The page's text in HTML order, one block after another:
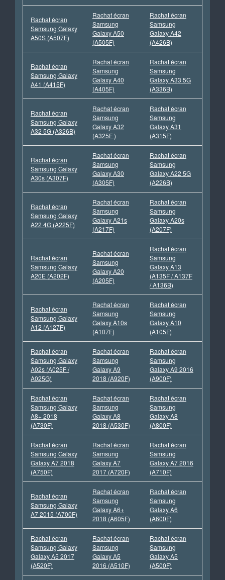
Rachat écran
Samsung Galaxy
A50S (A507F)
Rachat écran
Samsung
Galaxy A50
(A505F)
Rachat écran
Samsung
Galaxy A42
(A426B)
Rachat écran
Samsung Galaxy
A41 (A415F)
Rachat écran
Samsung
Galaxy A40
(A405F)
Rachat écran
Samsung
Galaxy A33 5G
(A336B)
Rachat écran
Samsung Galaxy
A32 5G (A326B)
Rachat écran
Samsung
Galaxy A32
(A325F )
Rachat écran
Samsung
Galaxy A31
(A315F)
Rachat écran
Samsung Galaxy
A30s (A307F)
Rachat écran
Samsung
Galaxy A30
(A305F)
Rachat écran
Samsung
Galaxy A22 5G
(A226B)
Rachat écran
Samsung Galaxy
A22 4G (A225F)
Rachat écran
Samsung
Galaxy A21s
(A217F)
Rachat écran
Samsung
Galaxy A20s
(A207F)
Rachat écran
Samsung Galaxy
A20E (A202F)
Rachat écran
Samsung
Galaxy A20
(A205F)
Rachat écran
Samsung
Galaxy A13
(A135F / A137F
/ A136B)
Rachat écran
Samsung Galaxy
A12 (A127F)
Rachat écran
Samsung
Galaxy A10s
(A107F)
Rachat écran
Samsung
Galaxy A10
(A105F)
Rachat écran
Samsung Galaxy
A02s (A025F /
A025G)
Rachat écran
Samsung
Galaxy A9
2018 (A920F)
Rachat écran
Samsung
Galaxy A9 2016
(A900F)
Rachat écran
Samsung Galaxy
A8+ 2018
(A730F)
Rachat écran
Samsung
Galaxy A8
2018 (A530F)
Rachat écran
Samsung
Galaxy A8
(A800F)
Rachat écran
Samsung Galaxy
Galaxy A7 2018
(A750F)
Rachat écran
Samsung
Galaxy A7
2017 (A720F)
Rachat écran
Samsung
Galaxy A7 2016
(A710F)
Rachat écran
Samsung Galaxy
A7 2015 (A700F)
Rachat écran
Samsung
Galaxy A6+
2018 (A605F)
Rachat écran
Samsung
Galaxy A6
(A600F)
Rachat écran
Samsung Galaxy
Galaxy A5 2017
(A520F)
Rachat écran
Samsung
Galaxy A5
2016 (A510F)
Rachat écran
Samsung
Galaxy A5
(A500F)